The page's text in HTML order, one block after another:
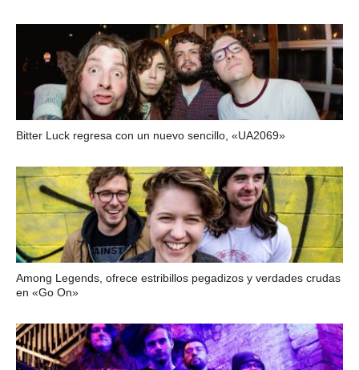
Bitter Luck regresa con un nuevo sencillo, «UA2069»
Among Legends, ofrece estribillos pegadizos y verdades crudas
en «Go On»